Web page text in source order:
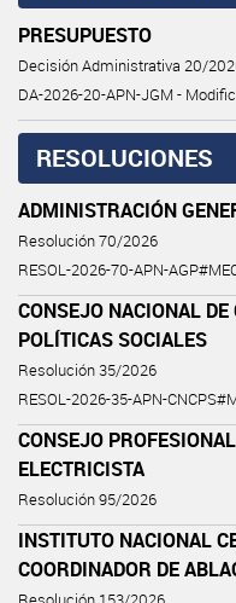
PRESUPUESTO
Decisión Administrativa 20/
DA-2026-20-APN-JGM -
RESOLUCIONES
ADMINISTRACIÓN
Resolución 70/2026
RESOL-2026-70-APN-
CONSEJO NACIONAL
POLÍTICAS SOCIALES
Resolución 35/2026
RESOL-2026-35-APN-
CONSEJO
ELECTRICISTA
Resolución 95/2026
INSTITUTO NACIONAL
COORDINADOR DE